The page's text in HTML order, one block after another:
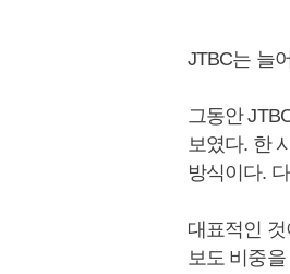
JTBC는 늘
그동안
보였다. 한
방식이다.
대표적인
보도 비중